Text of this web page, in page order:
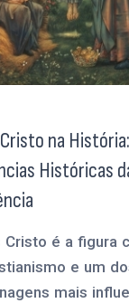
na História:
Históricas
Cristo é a figura
e um
mais